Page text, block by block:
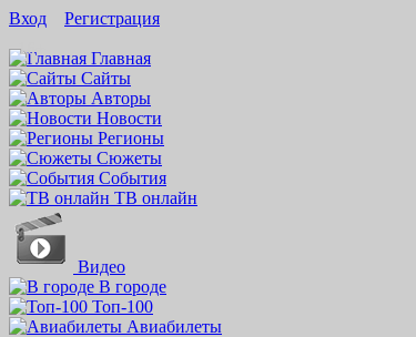
Вход
Регистрация
16+
Главная
Сайты
Авторы
Новости
Регионы
Сюжеты
События
ТВ онлайн
Видео
В городе
Топ-100
Авиабилеты